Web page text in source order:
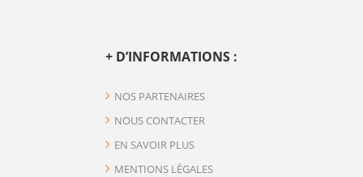
+ D’INFORMATIONS :
NOS PARTENAIRES
NOUS CONTACTER
EN SAVOIR PLUS
MENTIONS LÉGALES